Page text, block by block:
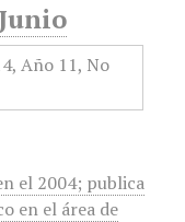
el 2004; publica
en el área de